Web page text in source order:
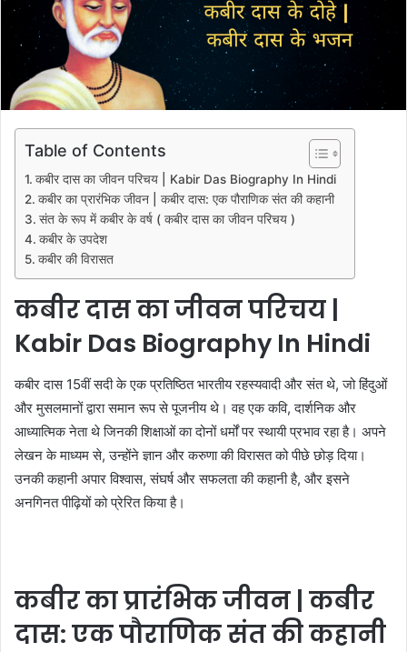
Table of Contents
कबीर दास का जीवन परिचय | Kabir Das Biography In Hindi
कबीर का प्रारंभिक जीवन | कबीर दास: एक पौराणिक संत की कहानी
संत के रूप में कबीर के वर्ष ( कबीर दास का जीवन परिचय )
कबीर के उपदेश
कबीर की विरासत
कबीर दास का जीवन परिचय |
Kabir Das Biography In Hindi
कबीर दास 15वीं सदी के एक प्रतिष्ठित भारतीय रहस्यवादी और संत थे, जो हिंदुओं
और मुसलमानों द्वारा समान रूप से पूजनीय थे। वह एक कवि, दार्शनिक और
आध्यात्मिक नेता थे जिनकी शिक्षाओं का दोनों धर्मों पर स्थायी प्रभाव रहा है। अपने
लेखन के माध्यम से, उन्होंने ज्ञान और करुणा की विरासत को पीछे छोड़ दिया।
उनकी कहानी अपार विश्वास, संघर्ष और सफलता की कहानी है, और इसने
अनगिनत पीढ़ियों को प्रेरित किया है।
कबीर का प्रारंभिक जीवन | कबीर
दास: एक पौराणिक संत की कहानी